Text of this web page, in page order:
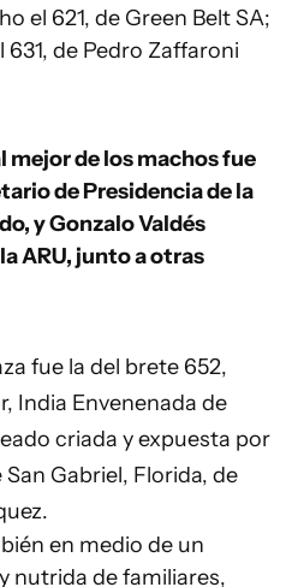
el 621, de Green Belt SA;
de Pedro Zaffaroni
mejor de los machos fue
de Presidencia de la
y Gonzalo Valdés
ARU, junto a otras
fue la del brete 652,
India Envenenada de
criada y expuesta por
Gabriel, Florida, de
en medio de un
nutrida de familiares,